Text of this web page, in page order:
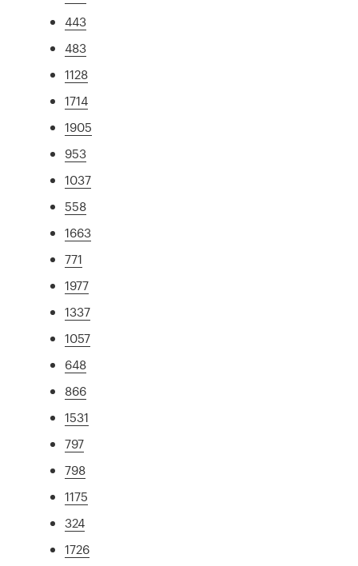
443
483
1128
1714
1905
953
1037
558
1663
771
1977
1337
1057
648
866
1531
797
798
1175
324
1726